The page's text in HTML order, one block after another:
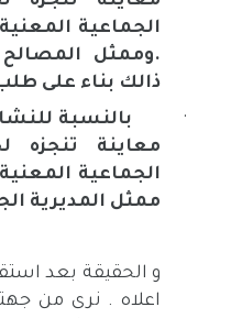
الجماعية
.وممثل المصالح
ذالك بناء على
·
بالنسبة
معاينة تنجزه
الجماعية
ممثل المديرية
و الحقيقة بعد
اعلاه . نرى من